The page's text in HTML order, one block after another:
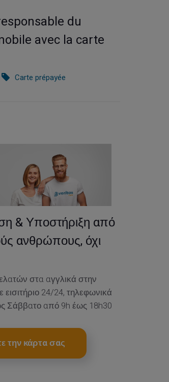
du
avec la carte
Carte prépayée
& Υποστήριξη από
ανθρώπους, όχι
στα αγγλικά στην
24/24, τηλεφωνικά
Σάββατο από 9h έως 18h30
την κάρτα σας